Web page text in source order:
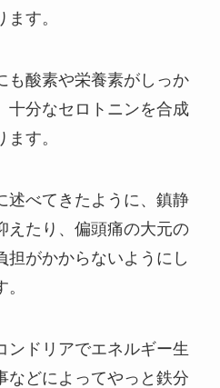
す。
も酸素や栄養素がしっか
十分なセロトニンを合成
す。
述べてきたように、鎮静
えたり、偏頭痛の大元の
担がかからないようにし
ンドリアでエネルギー生
などによってやっと鉄分